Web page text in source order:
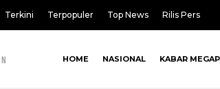
Terkini Terpopuler Top News Rilis Pers
HOME NASIONAL KABAR